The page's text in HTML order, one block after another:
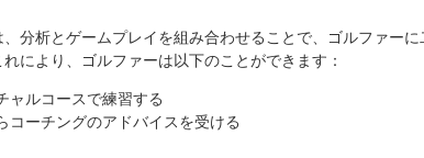
分析とゲームプレイを組み合わせることで、ゴルファー
により、ゴルファーは以下のことができます：
ャルコースで練習する
コーチングのアドバイスを受ける